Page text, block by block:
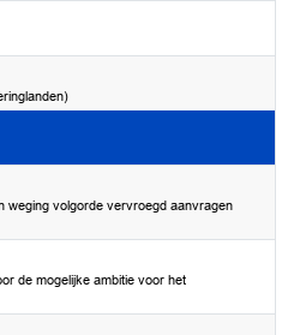
weging volgorde vervroegd aanvragen
de mogelijke ambitie voor het